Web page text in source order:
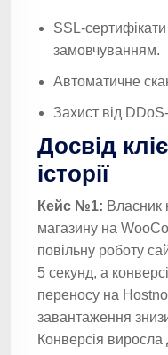
SSL-сертифікати
замовчуванням.
Автоматичне
Захист від
Досвід
історії
Кейс №1: Власник
магазину на
повільну роботу
5 секунд, а
переносу на
завантаження
Конверсія